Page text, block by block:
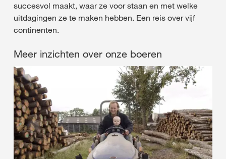
succesvol maakt, waar ze voor staan en met welke
uitdagingen ze te maken hebben. Een reis over vijf
continenten.
Meer inzichten over onze boeren